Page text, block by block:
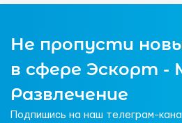
Не пропусти
в сфере Эскорт -
Развлечение
Подпишись на наш телеграм-